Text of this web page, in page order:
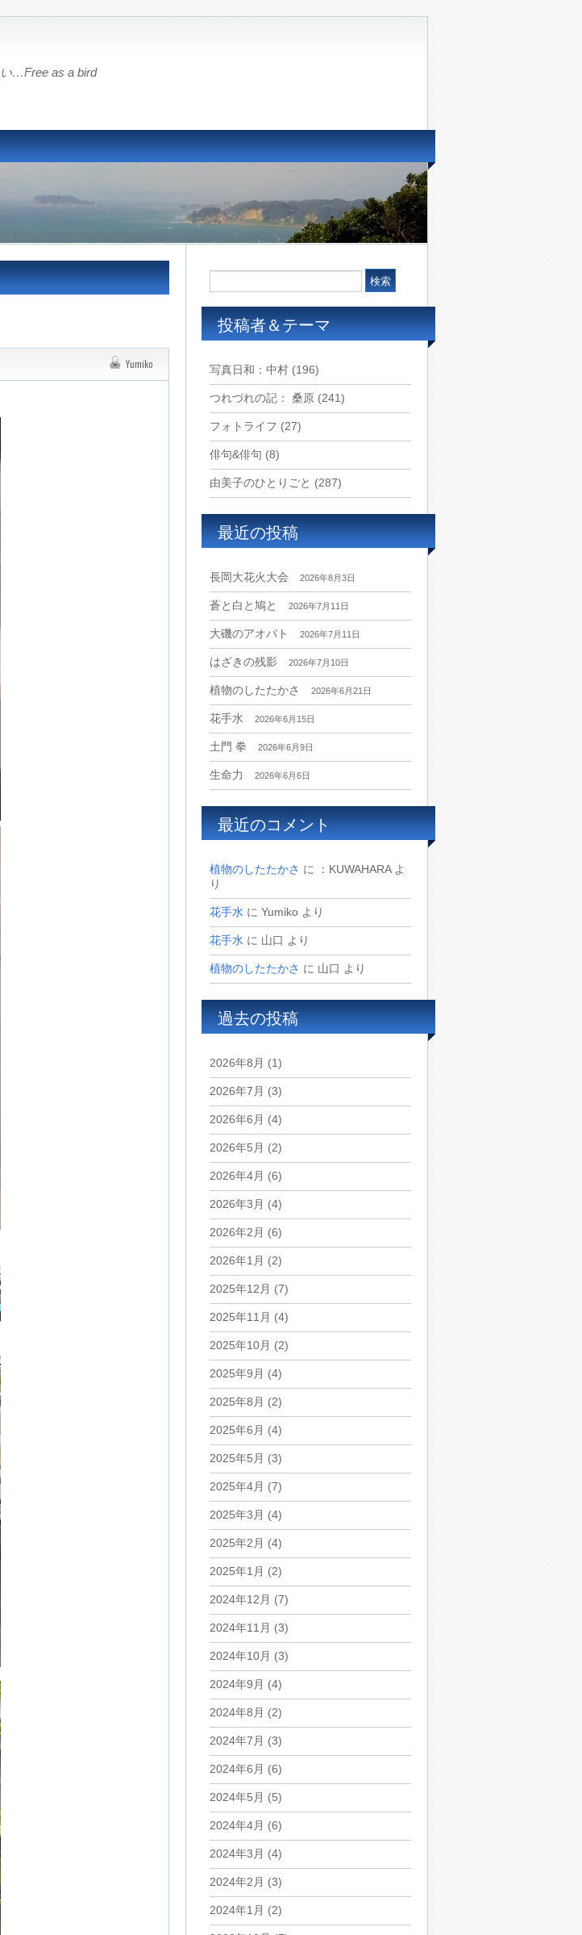
…Free as a bird
Yumiko
投稿者＆テーマ
写真日和：中村 (196)
つれづれの記： 桑原 (241)
フォトライフ (27)
俳句&俳句 (8)
由美子のひとりごと (287)
最近の投稿
長岡大花火大会 2026年8月3日
蒼と白と鳩と 2026年7月11日
大磯のアオバト 2026年7月11日
はざきの残影 2026年7月10日
植物のしたたかさ 2026年6月21日
花手水 2026年6月15日
土門 拳 2026年6月9日
生命力 2026年6月6日
最近のコメント
植物のしたたかさ に ：KUWAHARAよ
り
花手水 に Yumiko より
花手水 に 山口 より
植物のしたたかさ に 山口 より
過去の投稿
2026年8月 (1)
2026年7月 (3)
2026年6月 (4)
2026年5月 (2)
2026年4月 (6)
2026年3月 (4)
2026年2月 (6)
2026年1月 (2)
2025年12月 (7)
2025年11月 (4)
2025年10月 (2)
2025年9月 (4)
2025年8月 (2)
2025年6月 (4)
2025年5月 (3)
2025年4月 (7)
2025年3月 (4)
2025年2月 (4)
2025年1月 (2)
2024年12月 (7)
2024年11月 (3)
2024年10月 (3)
2024年9月 (4)
2024年8月 (2)
2024年7月 (3)
2024年6月 (6)
2024年5月 (5)
2024年4月 (6)
2024年3月 (4)
2024年2月 (3)
2024年1月 (2)